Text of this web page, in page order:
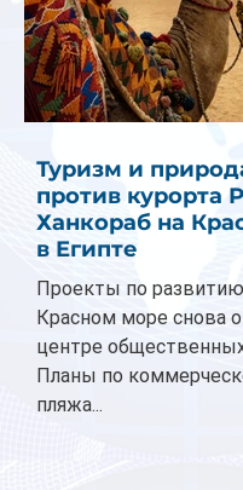
Туризм и
против курорта
Ханкораб на
в Египте
Проекты по
Красном море снова
центре
Планы по
пляжа...